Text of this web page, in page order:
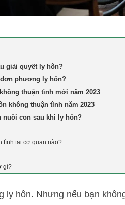
giải quyết ly hôn?
phương ly hôn?
thuận tình mới năm 2023
không thuận tình năm 2023
nuôi con sau khi ly hôn?
tình tại cơ quan nào?
gì?
ly hôn. Nhưng nếu bạn